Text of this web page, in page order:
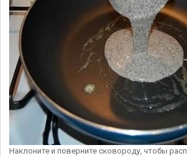
Наклоните и поверните сковороду, чтобы